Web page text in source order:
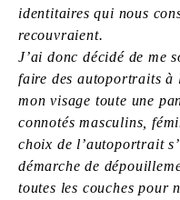
identitaires qui nous
recouvraient.
J’ai donc décidé de me
faire des autoportraits
mon visage toute une
connotés masculins,
choix de l’autoportrait
démarche de
toutes les couches pour